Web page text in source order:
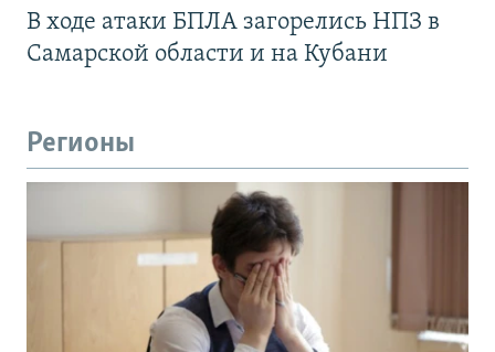
В ходе атаки БПЛА загорелись НПЗ в
Самарской области и на Кубани
Регионы